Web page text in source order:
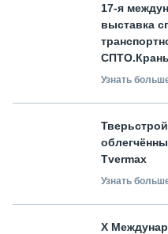
17-я
выставка
Узнать
Tvermax
Узнать
X